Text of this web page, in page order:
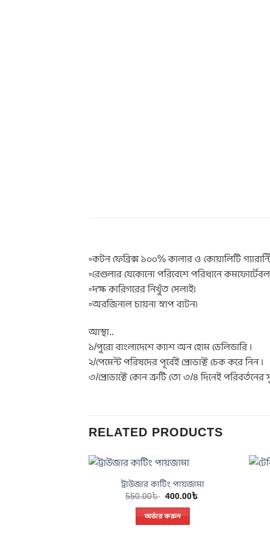
▫️কটন ফেব্রিক্স ১০০% কালার ও কোয়ালিটি
▫️রেগুলার যেকোনো পরিবেশে পরিধানে
▫️দক্ষ কারিগরের নিখুঁত সেলাই।
▫️অরজিনাল চায়না স্নাপ বাটন।
আস্থা..
১/পুরো বাংলাদেশে ক্যাশ অন হোম ডেলিভারি ।
২/পেমেন্ট পরিষদের পূর্বেই প্রোডাক্ট চেক করে নিন ।
৩/প্রোডাক্টে কোন ত্রুটি তো ৩/৪ দিনেই পরিবর্তনের
RELATED PRODUCTS
ট্রাউজার কাটিং পায়জামা
550.00৳ Original
was:
550.00৳ .
400.00৳
অর্ডার করুন